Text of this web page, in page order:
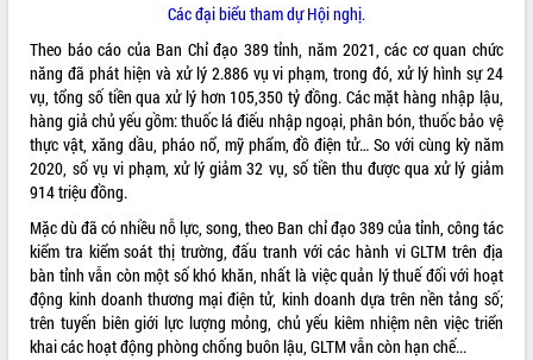
Các đại biểu tham dự Hội nghị.
Theo báo cáo của Ban Chỉ đạo 389 tỉnh, năm 2021, các cơ quan chức
năng đã phát hiện và xử lý 2.886 vụ vi phạm, trong đó, xử lý hình sự 24
vụ, tổng số tiền qua xử lý hơn 105,350 tỷ đồng. Các mặt hàng nhập lậu,
hàng giả chủ yếu gồm: thuốc lá điếu nhập ngoại, phân bón, thuốc bảo vệ
thực vật, xăng dầu, pháo nổ, mỹ phẩm, đồ điện tử… So với cùng kỳ năm
2020, số vụ vi phạm, xử lý giảm 32 vụ, số tiền thu được qua xử lý giảm
914 triệu đồng.
Mặc dù đã có nhiều nỗ lực, song, theo Ban chỉ đạo 389 của tỉnh, công tác
kiểm tra kiểm soát thị trường, đấu tranh với các hành vi GLTM trên địa
bàn tỉnh vẫn còn một số khó khăn, nhất là việc quản lý thuế đối với hoạt
động kinh doanh thương mại điện tử, kinh doanh dựa trên nền tảng số;
trên tuyến biên giới lực lượng mỏng, chủ yếu kiêm nhiệm nên việc triển
khai các hoạt động phòng chống buôn lậu, GLTM vẫn còn hạn chế...